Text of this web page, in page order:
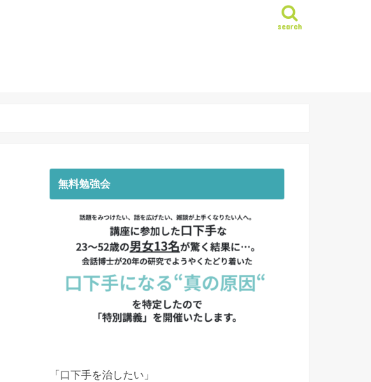
search
無料勉強会
「口下手を治したい」